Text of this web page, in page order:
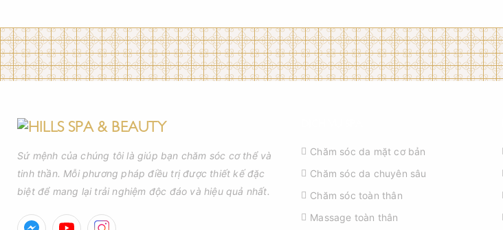
Sứ mệnh của chúng tôi là giúp bạn chăm sóc cơ thể và
tinh thần. Mỗi phương pháp điều trị được thiết kế đặc
biệt để mang lại trải nghiệm độc đáo và hiệu quả nhất.
Chăm sóc da mặt cơ bản
Chăm sóc da chuyên sâu
Chăm sóc toàn thân
Massage toàn thân